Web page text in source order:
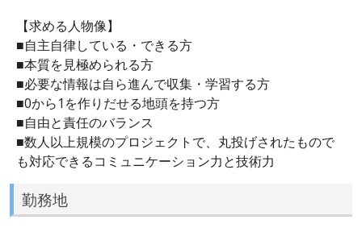
【求める人物像】
■自主自律している・できる方
■本質を見極められる方
■必要な情報は自ら進んで収集・学習する方
■0から1を作りだせる地頭を持つ方
■自由と責任のバランス
■数人以上規模のプロジェクトで、丸投げされたもので
も対応できるコミュニケーション力と技術力
勤務地